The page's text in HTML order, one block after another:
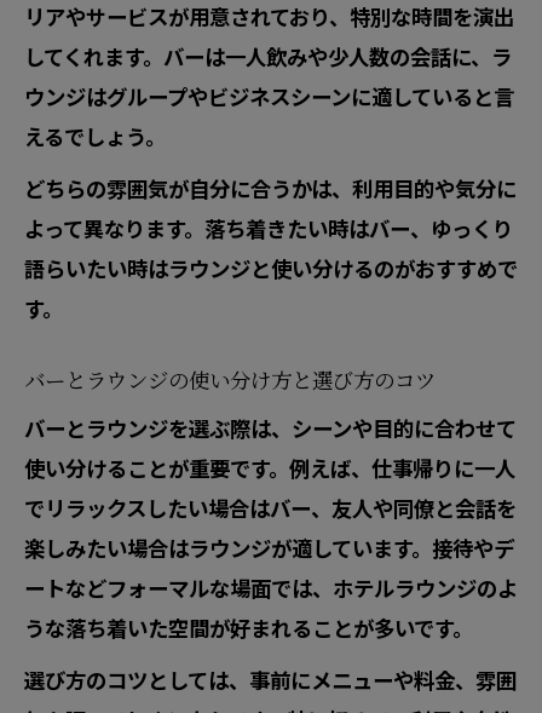
バー ラウンジ ホテル利用時の予算調整術
予算内で楽しむバーの選び方と注意点
バー ラウンジの相場を知って安心利用へ
バーの暗黙ルールで大人のマナーを身に
つける
バーでの注文や会話のタイミングを知る
コツ
バー利用時に気をつけたい服装や身だし
なみ
バーラウンジ 女の子との適切な距離感を
保つ
接待やデートに最適な夜の過ごし方
バーとラウンジどちらが接待やデートに
リアやサービスが用意されており、特別な時間を演出
してくれます。バーは一人飲みや少人数の会話に、ラ
ウンジはグループやビジネスシーンに適していると言
えるでしょう。
どちらの雰囲気が自分に合うかは、利用目的や気分に
よって異なります。落ち着きたい時はバー、ゆっくり
語らいたい時はラウンジと使い分けるのがおすすめで
す。
バーとラウンジの使い分け方と選び方のコツ
バーとラウンジを選ぶ際は、シーンや目的に合わせて
使い分けることが重要です。例えば、仕事帰りに一人
でリラックスしたい場合はバー、友人や同僚と会話を
楽しみたい場合はラウンジが適しています。接待やデ
ートなどフォーマルな場面では、ホテルラウンジのよ
うな落ち着いた空間が好まれることが多いです。
選び方のコツとしては、事前にメニューや料金、雰囲